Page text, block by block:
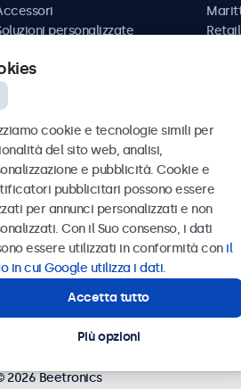
personalizzate
Retail
AV
Sanità
Confienza, 10, 10121 Torino, Italia
2026 Beetronics
cookie e tecnologie simili per
del sito web, analisi,
e pubblicità. Cookie e
pubblicitari possono essere
per annunci personalizzati e non
Con il Suo consenso, i dati
essere utilizzati in conformità con il
in cui Google utilizza i dati.
Accetta tutto
Più opzioni